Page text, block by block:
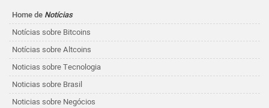
Home de Notícias
Notícias sobre Bitcoins
Notícias sobre Altcoins
Noticias sobre Tecnologia
Noticias sobre Brasil
Noticias sobre Negócios